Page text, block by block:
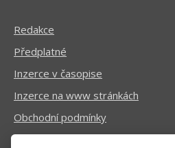
Redakce
Předplatné
Inzerce v časopise
Inzerce na www stránkách
Obchodní podmínky
Ochrana osobních údajů